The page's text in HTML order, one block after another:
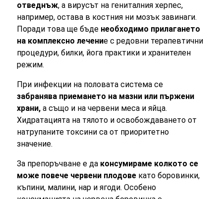
отведнъж, а вирусът на гениталния херпес,
например, остава в костния ни мозък завинаги.
Поради това ще бъде необходимо прилагането
на комплексно лечение с редовни терапевтични
процедури, билки, йога практики и хранителен
режим.
При инфекции на половата система се
забранява приемането на мазни или пържени
храни, а също и на червени меса и яйца.
Хидратацията на тялото и освобождаването от
натрупаните токсини са от приоритетно
значение.
За препоръчване е да консумираме колкото се
може повече червени плодове като боровинки,
къпини, малини, нар и ягоди. Особено